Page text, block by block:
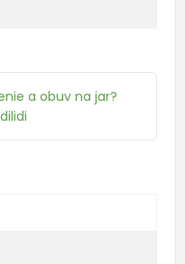
a obuv na jar?